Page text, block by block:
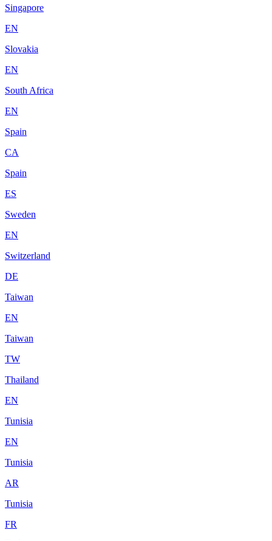
Singapore
EN
Slovakia
EN
South Africa
EN
Spain
CA
Spain
ES
Sweden
EN
Switzerland
DE
Taiwan
EN
Taiwan
TW
Thailand
EN
Tunisia
EN
Tunisia
AR
Tunisia
FR